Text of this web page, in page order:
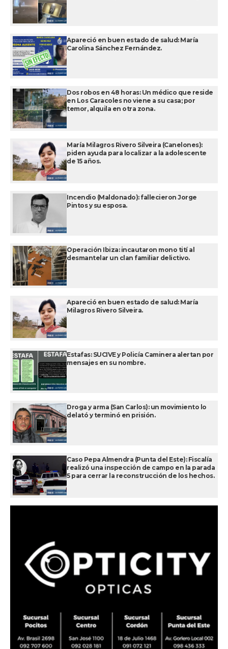
Apareció en buen estado de salud: María
Carolina Sánchez Fernández.
Dos robos en 48 horas: Un médico que reside
en Los Caracoles no viene a su casa; por
temor, alquila en otra zona.
María Milagros Rivero Silveira (Canelones):
piden ayuda para localizar a la adolescente
de 15 años.
Incendio (Maldonado): fallecieron Jorge
Pintos y su esposa.
Operación Ibiza: incautaron mono tití al
desmantelar un clan familiar delictivo.
Apareció en buen estado de salud: María
Milagros Rivero Silveira.
Estafas: SUCIVE y Policía Caminera alertan por
mensajes en su nombre.
Droga y arma (San Carlos): un movimiento lo
delató y terminó en prisión.
Caso Pepa Almendra (Punta del Este): Fiscalía
realizó una inspección de campo en la parada
5 para cerrar la reconstrucción de los hechos.